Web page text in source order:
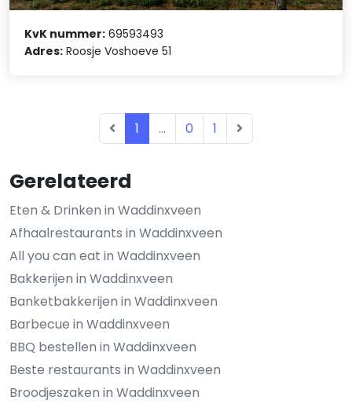
Gerelateerd
Eten & Drinken in Waddinxveen
Afhaalrestaurants in Waddinxveen
All you can eat in Waddinxveen
Bakkerijen in Waddinxveen
Banketbakkerijen in Waddinxveen
Barbecue in Waddinxveen
BBQ bestellen in Waddinxveen
Beste restaurants in Waddinxveen
Broodjeszaken in Waddinxveen
KvK nummer: 69593493
Adres: Roosje Voshoeve 51
1 ... 0 1